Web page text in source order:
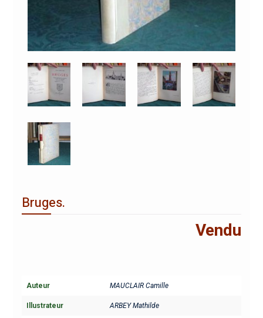
Bruges.
Vendu
Auteur MAUCLAIR Camille
Illustrateur ARBEY Mathilde